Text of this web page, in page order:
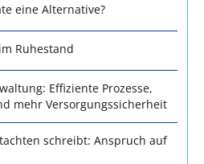
eine Alternative?
Ruhestand
Effiziente Prozesse,
mehr Versorgungssicherheit
schreibt: Anspruch auf